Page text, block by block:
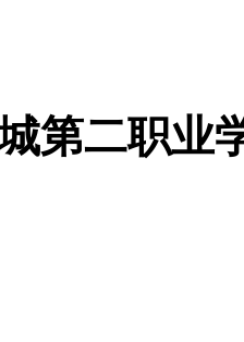
第二职业